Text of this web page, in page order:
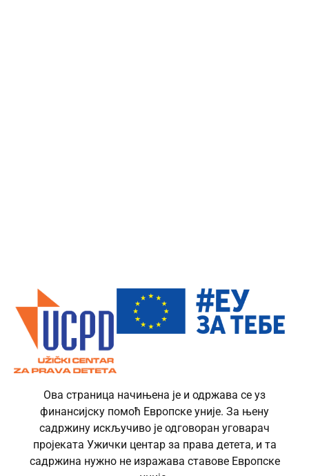
Ова страница начињена је и одржава се уз
финансијску помоћ Европске уније. За њену
садржину искључиво је одговоран уговарач
пројеката Ужички центар за права детета, и та
садржина нужно не изражава ставове Европске